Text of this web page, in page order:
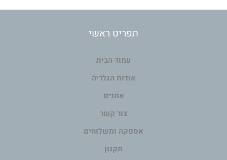
תפריט ראשי
עמוד הבית
אודות הגלריה
אמנים
צור קשר
אספקה ומשלוחים
תקנון